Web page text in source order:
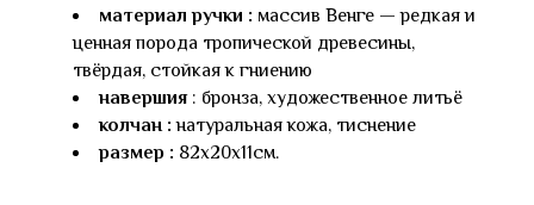
материал ручки : массив Венге — редкая и
ценная порода тропической древесины,
твёрдая, стойкая к гниению
навершия : бронза, художественное литьё
колчан : натуральная кожа, тиснение
размер : 82х20х11см.